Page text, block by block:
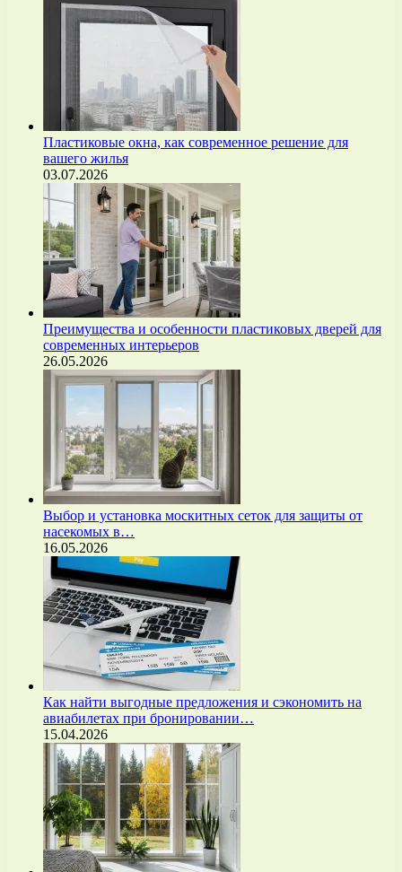
Пластиковые окна, как современное решение для
вашего жилья
03.07.2026
Преимущества и особенности пластиковых дверей для
современных интерьеров
26.05.2026
Выбор и установка москитных сеток для защиты от
насекомых в…
16.05.2026
Как найти выгодные предложения и сэкономить на
авиабилетах при бронировании…
15.04.2026